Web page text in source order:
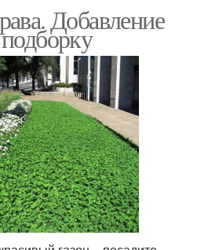
Добавление